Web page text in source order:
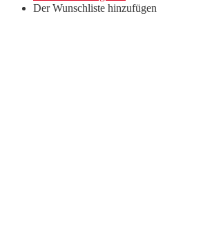
Box"
Menge
Der Wunschliste hinzufügen